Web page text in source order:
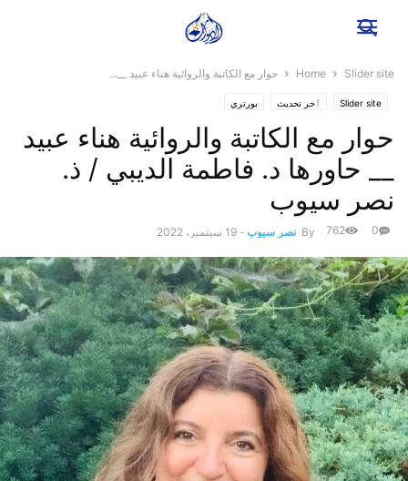
Home Slider site حوار مع الكاتبة والروائية هناء عبيد __...
Slider site ٱخر تحديث بورتري
حوار مع الكاتبة والروائية هناء عبيد
__ حاورها د. فاطمة الديبي / ذ.
نصر سيوب
By نصر سيوب - 19 سبتمبر، 2022 0
762